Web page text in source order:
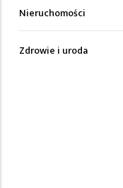
Nieruchomości
Zdrowie i uroda